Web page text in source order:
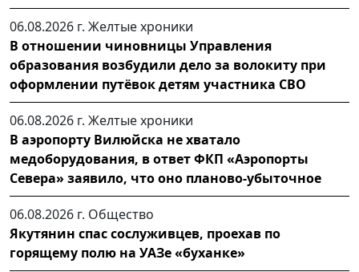
06.08.2026 г. Желтые хроники
В отношении чиновницы Управления
образования возбудили дело за волокиту при
оформлении путёвок детям участника СВО
06.08.2026 г. Желтые хроники
В аэропорту Вилюйска не хватало
медоборудования, в ответ ФКП «Аэропорты
Севера» заявило, что оно планово-убыточное
06.08.2026 г. Общество
Якутянин спас сослуживцев, проехав по
горящему полю на УАЗе «буханке»